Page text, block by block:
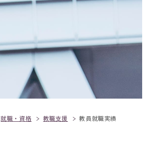
就職・資格 教職支援 教員就職実績